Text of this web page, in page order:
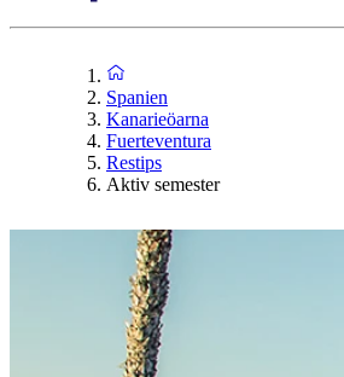
Spanien
Kanarieöarna
Fuerteventura
Restips
Aktiv semester